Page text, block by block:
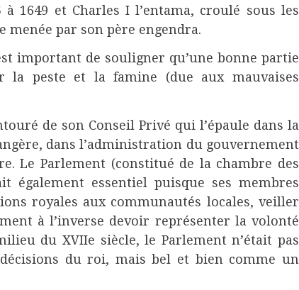
à 1649 et Charles I l’entama, croulé sous les
menée par son père engendra.
important de souligner qu’une bonne partie
la peste et la famine (due aux mauvaises
de son Conseil Privé qui l’épaule dans la
dans l’administration du gouvernement
Le Parlement (constitué de la chambre des
également essentiel puisque ses membres
royales aux communautés locales, veiller
à l’inverse devoir représenter la volonté
du XVIIe siècle, le Parlement n’était pas
du roi, mais bel et bien comme un